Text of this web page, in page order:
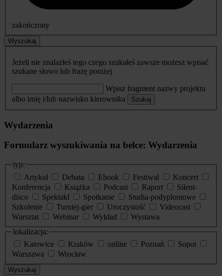
zakończony
Wyszukaj
Jeżeli nie znalazłeś tego czego szukałeś zawsze możesz wpisać
szukane słowo lub frazę poniżej
Wpisz fragment nazwy projektu
albo imię i/lub nazwisko kierownika
Szukaj
Wydarzenia
Formularz wyszukiwania na belce: Wydarzenia
typ:
Artykuł
Debata Ebook Festiwal
Koncert
Konferencja
Książka Podcast Raport
Silent-
disco
Spektakl Spotkanie
Studia-podyplomowe
Szkolenie
Turniej-gier Uroczystość
Videocast
Warsztat
Webinar Wykład
Wystawa
lokalizacja:
Katowice
Kraków online Poznań
Sopot
Warszawa
Wrocław
Wyszukaj